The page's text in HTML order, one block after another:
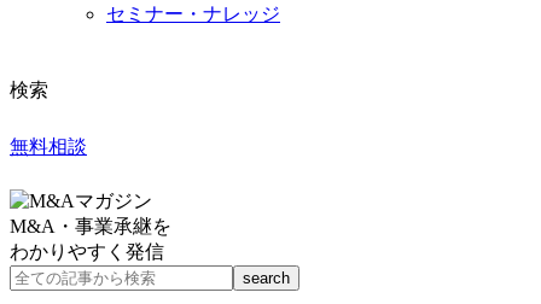
セミナー・ナレッジ
検索
無料相談
M&A・事業承継を
わかりやすく発信